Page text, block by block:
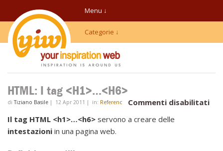
Menu ↓
Categorie ↓
HTML: I tag <H1>…<H6>
diTiziano Basile | 12 Apr 2011 | in: References HTMLCommenti disabilitatisu
Il tag HTML <h1>…<h6> servono a creare delle
intestazioni in una pagina web.